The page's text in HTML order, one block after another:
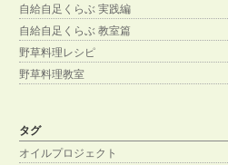
自給自足くらぶ 実践編
自給自足くらぶ 教室篇
野草料理レシピ
野草料理教室
タグ
オイルプロジェクト